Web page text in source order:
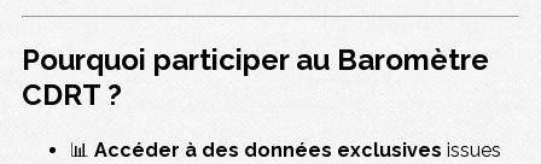
Pourquoi participer au Baromètre
CDRT ?
📊 Accéder à des données exclusives issues